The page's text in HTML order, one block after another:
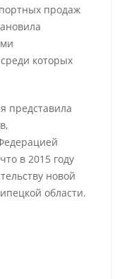
продаж
которых
представила
в 2015 году
новой
области.